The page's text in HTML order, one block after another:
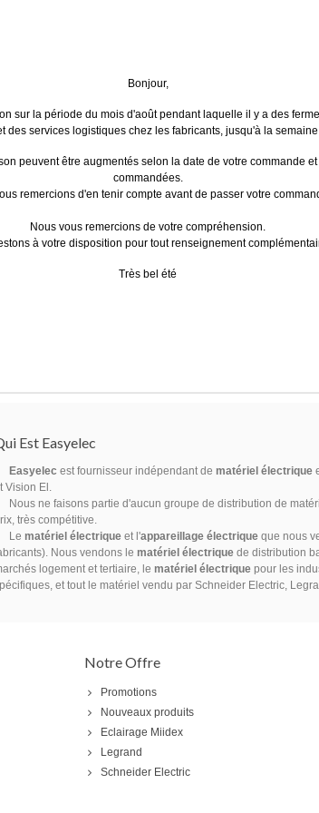
Dès 240€ HT de commande (en
exceptions.
LEGRAND SCHNEIDER ELECTRIC
boites
Est Easyelec
Easyelec est fournisseur indépendant de matériel électrique
Vision El.
Nous ne faisons partie d'aucun groupe de distribution de
très compétitive.
Le matériel électriqueet l'appareillage électriqueque nous
Nous vendons le matériel électriquede distribution
logement et tertiaire, le matériel électriquepour les
et tout le matériel vendu par Schneider Electric,
Notre Offre
Promotions
Nouveaux produits
Eclairage Miidex
Legrand
Schneider Electric
Bonjour,
sur la période du mois d'août pendant laquelle il y a des
des services logistiques chez les fabricants, jusqu'à la semaine
peuvent être augmentés selon la date de votre commande
commandées.
remercions d'en tenir compte avant de passer votre
Nous vous remercions de votre compréhension.
à votre disposition pour tout renseignement
Très bel été